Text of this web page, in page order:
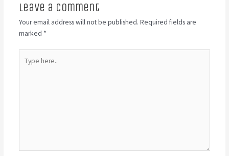
Leave a Comment
Your email address will not be published. Required fields are
marked *
here..